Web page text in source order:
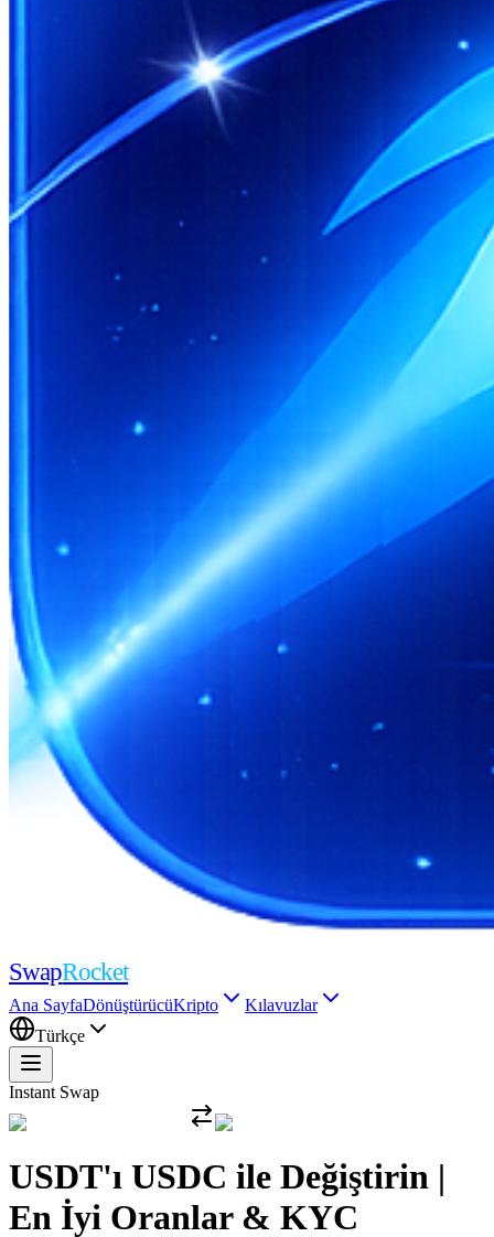
SwapRocket
Ana SayfaDönüştürücüKripto
Kılavuzlar
Türkçe
Instant Swap
USDT'ı USDC ile Değiştirin |
En İyi Oranlar & KYC